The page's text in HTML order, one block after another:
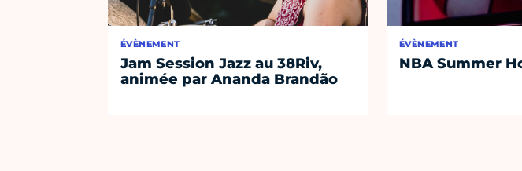
ÉVÈNEMENT
Jam Session Jazz au 38Riv,
animée par Ananda Brandão
ÉVÈNEMENT
NBA Summer